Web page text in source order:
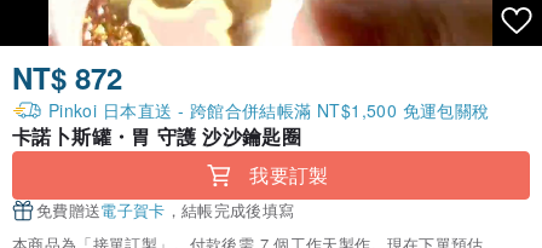
NT$ 872
Pinkoi 日本直送 - 跨館合併結帳滿 NT$1,500 免運包關稅
卡諾卜斯罐・胃 守護 沙沙鑰匙圈
我要訂製
免費贈送電子賀卡 ，結帳完成後填寫